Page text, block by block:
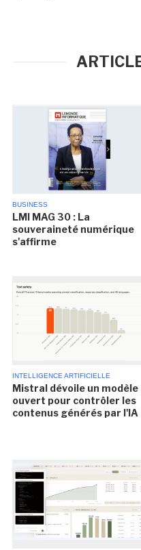
BUSINESS
LMI MAG 30 : La
souveraineté numérique
s'affirme
INTELLIGENCE ARTIFICIELLE
Mistral dévoile un modèle
ouvert pour contrôler les
contenus générés par l'IA